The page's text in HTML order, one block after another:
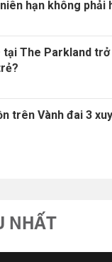
hạn không phải
tại The Parkland
trên Vành đai 3
NHẤT